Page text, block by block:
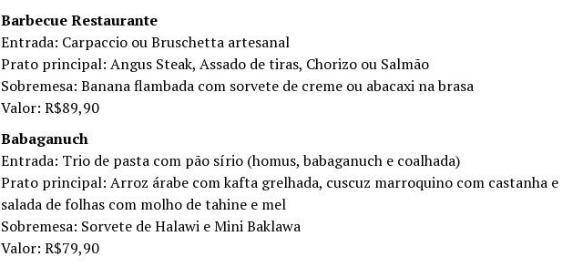
Barbecue Restaurante
Entrada: Carpaccio ou Bruschetta artesanal
Prato principal: Angus Steak, Assado de tiras, Chorizo ou Salmão
Sobremesa: Banana flambada com sorvete de creme ou abacaxi na brasa
Valor: R$89,90
Babaganuch
Entrada: Trio de pasta com pão sírio (homus, babaganuch e coalhada)
Prato principal: Arroz árabe com kafta grelhada, cuscuz marroquino com castanha e
salada de folhas com molho de tahine e mel
Sobremesa: Sorvete de Halawi e Mini Baklawa
Valor: R$79,90